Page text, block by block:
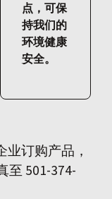
点，可保
持我们的
环境健康
安全。
订购产品，
至 501-374-